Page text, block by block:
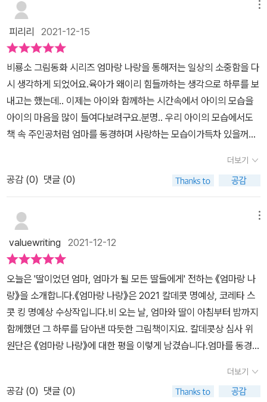
부터 책을 제공 받아직접 읽은 뒤 솔직하게 쓴 후기입니다.
피리리 2021-12-15
비룡소 그림동화 시리즈 엄마랑 나랑을 통해저는 일상의 소중함을 다
시 생각하게 되었어요.​육아가 왜이리 힘들까하는 생각으로 하루를 보
내고는 했는데.. 이제는 아이와 함께하는 시간속에서 아이의 모습을
아이의 마음을 많이 들여다보려구요.​분명.. 우리 아이의 모습에서도
책 속 주인공처럼 엄마를 동경하며 사랑하는 모습이가득차 있을꺼에
졸 따라다니는 그 아가가 너무나 그리워질꺼에요.. (벌써부터 슬프네
요..)아이와 함께하는 일상의 소중함을,사랑으로 가득찬 아이의 모습
을 느껴보고픈 분들에게아이와 엄마의 일상을 따뜻하게 그려낸 그림
책비룡소 그림동화 시리즈 엄마랑 나랑을추천합니다. ​
더보기
공감 (0) 댓글 (0)
valuewriting 2021-12-12
오늘은 '딸이었던 엄마, 엄마가 될 모든 딸들에게' 전하는 《엄마랑 나
랑》을 소개합니다.《엄마랑 나랑》은 2021 칼데콧 명예상, 코레타 스
콧 킹 명예상 수상작입니다.비 오는 날, 엄마와 딸이 아침부터 밤까지
함께했던 그 하루를 담아낸 따듯한 그림책이지요. 칼데콧상 심사 위
원단은 《엄마랑 나랑》에 대한 평을 이렇게 남겼습니다.엄마를 동경하
다.빛, 질감, 색체에 매 순간 사랑이 넘친다.- 《엄마랑 나랑》 칼데콧상
심사 위원단《엄마랑 나랑》 표지에 보이는 두 사람은 주인공이지요.​앞
더보기
공감 (0) 댓글 (0)